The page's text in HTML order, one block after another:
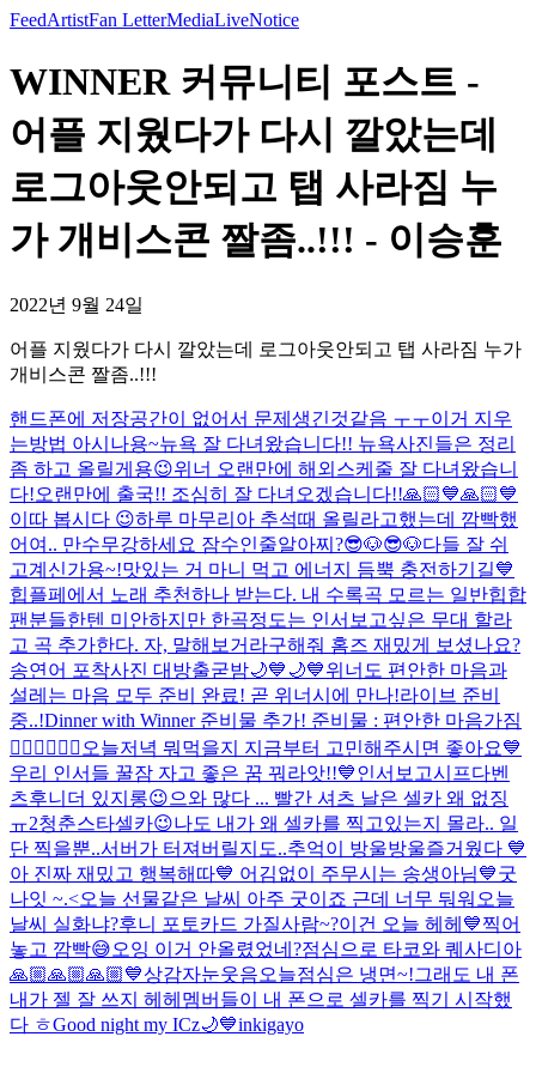
FeedArtistFan LetterMediaLiveNotice
WINNER 커뮤니티 포스트 -
어플 지웠다가 다시 깔았는데
로그아웃안되고 탭 사라짐 누
가 개비스콘 짤좀..!!! - 이승훈
2022년 9월 24일
어플 지웠다가 다시 깔았는데 로그아웃안되고 탭 사라짐 누가
개비스콘 짤좀..!!!
핸드폰에 저장공간이 없어서 문제생긴것같음 ㅜㅜ이거 지우
는방법 아시나용~뉴욕 잘 다녀왔습니다!! 뉴욕사진들은 정리
좀 하고 올릴게용😉위너 오랜만에 해외스케줄 잘 다녀왔습니
다!오랜만에 출국!! 조심히 잘 다녀오겠습니다!!🙏🏻💙🙏🏻💙
이따 봅시다 😉하루 마무리 아 추석때 올릴라고했는데 깜빡했
어여.. 만수무강하세요 잠수인줄알아찌?😎🐶😎🐶다들 잘 쉬
고계신가용~!맛있는 거 마니 먹고 에너지 듬뿍 충전하기길💙
힙플페에서 노래 추천하나 받는다. 내 수록곡 모르는 일반힙합
팬분들한텐 미안하지만 한곡정도는 인서보고싶은 무대 할라
고 곡 추가한다. 자, 말해보거라구해줘 홈즈 재밌게 보셨나요?
송연어 포착사진 대방출굳밤🌙💙🌙💙위너도 편안한 마음과
설레는 마음 모두 준비 완료! 곧 위너시에 만나!라이브 준비
중..!Dinner with Winner 준비물 추가! 준비물 : 편안한 마음가짐
👍🏻💙👍🏻🤍 오늘저녁 뭐먹을지 지금부터 고민해주시면 좋아요💙
우리 인서들 꿀잠 자고 좋은 꿈 꿔라앗!!💙인서보고시프다벤
츠후니 더 있지롱😉으와 많다 ... 빨간 셔츠 날은 셀카 왜 없징
ㅠ2청춘스타셀카😉나도 내가 왜 셀카를 찍고있는지 몰라.. 일
단 찍을뿐..서버가 터져버릴지도..추억이 방울방울즐거웠다 💙
아 진짜 재밌고 행복해따💙 어김없이 주무시는 송생아님💙굿
나잇 ~.<오늘 선물같은 날씨 아주 굿이죠 근데 너무 둬워 오늘
날씨 실화냐?후니 포토카드 가질사람~?이건 오늘 헤헤💙찍어
놓고 깜빡😅오잉 이거 안올렸었네?점심으로 타코와 퀘사디아
🙏🏼🙏🏼🙏🏼💙상감자눈웃음오늘점심은 냉면~!그래도 내 폰
내가 젤 잘 쓰지 헤헤 멤버들이 내 폰으로 셀카를 찍기 시작했
다 ㅎGood night my ICz🌙💙inkigayo